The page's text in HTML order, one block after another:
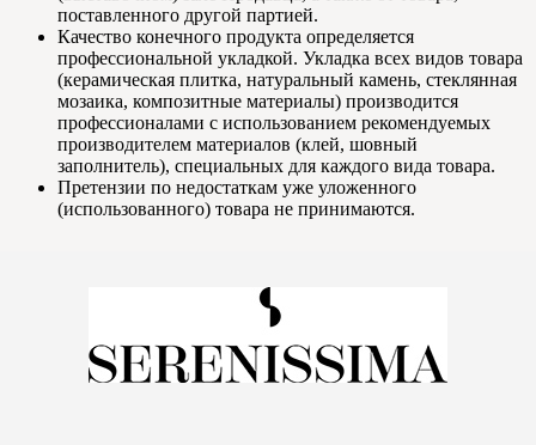
поставленного другой партией.
Качество конечного продукта определяется
профессиональной укладкой. Укладка всех видов товара
(керамическая плитка, натуральный камень, стеклянная
мозаика, композитные материалы) производится
профессионалами с использованием рекомендуемых
производителем материалов (клей, шовный
заполнитель), специальных для каждого вида товара.
Претензии по недостаткам уже уложенного
(использованного) товара не принимаются.